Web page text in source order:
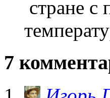
стране
7